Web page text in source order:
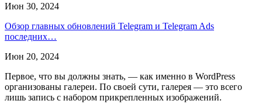
Июн 30, 2024
Обзор главных обновлений Telegram и Telegram Ads
последних…
Июн 20, 2024
Первое, что вы должны знать, — как именно в WordPress
организованы галереи. По своей сути, галерея — это всего
лишь запись с набором прикрепленных изображений.